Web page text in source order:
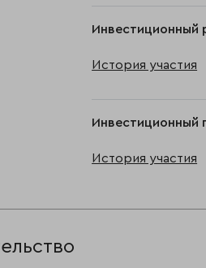
Инвестиционный
История участия
Инвестиционный
История участия